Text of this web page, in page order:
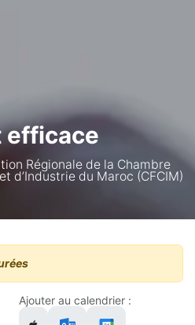
efficace
Régionale de la Chambre
d’Industrie du Maroc (CFCIM)
Ajouter au calendrier :